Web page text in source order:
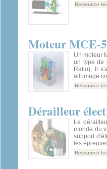
Ressource
Moteur MCE-
Un moteur
un type de
Ratio). Il
allumage
Ressource
Dérailleur
Le
monde du
support
les
Ressource